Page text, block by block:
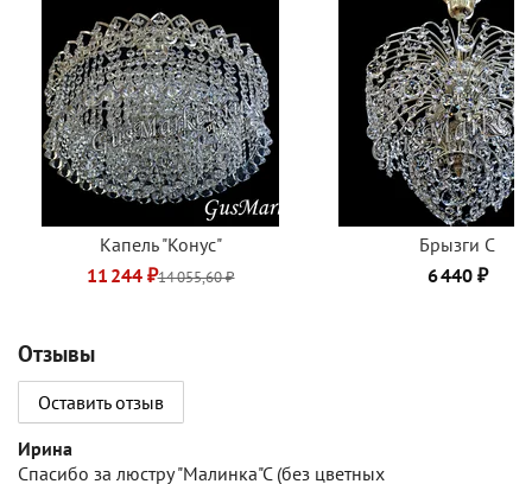
Капель "Конус"
11 244 ₽14 055,60 ₽
Брызги C
6 440 ₽
Отзывы
Оставить отзыв
Ирина
Спасибо за люстру "Малинка"С (без цветных